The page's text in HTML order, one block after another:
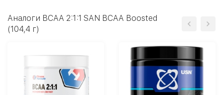
Аналоги BCAA 2:1:1 SAN BCAA Boosted
(104,4 г)